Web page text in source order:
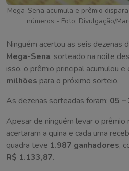
Mega-Sena acumula e prêmio
números - Foto: Divulgação/
Ninguém acertou as seis dezenas
Mega-Sena, sorteado na noite
isso, o prêmio principal acumulou
milhões para o próximo sorteio.
As dezenas sorteadas foram: 05 –
Apesar de ninguém levar o prêmio
acertaram a quina e cada uma
quadra teve 1.987 ganhadores,
R$ 1.133,87.